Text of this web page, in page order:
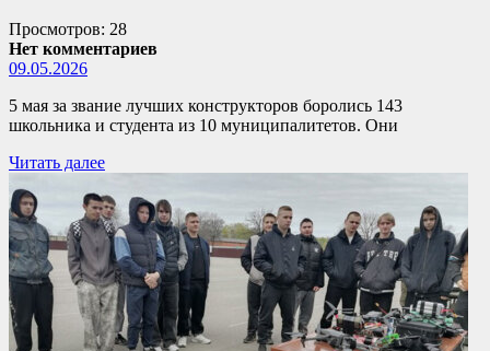
Просмотров: 28
Нет комментариев
09.05.2026
5 мая за звание лучших конструкторов боролись 143
школьника и студента из 10 муниципалитетов. Они
Читать далее